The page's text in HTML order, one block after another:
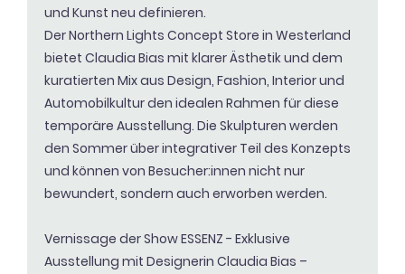
und Kunst neu definieren.
DerNorthern Lights Concept Store in Westerland
bietet Claudia Bias mit klarer Ästhetik und dem
kuratierten Mix aus Design, Fashion, Interior und
Automobilkultur den idealen Rahmen für diese
temporäre Ausstellung. Die Skulpturen werden
den Sommer über integrativer Teil des Konzepts
und können von Besucher:innen nicht nur
bewundert, sondern auch erworben werden.
Vernissage der Show ESSENZ - Exklusive
Ausstellung mit Designerin Claudia Bias –